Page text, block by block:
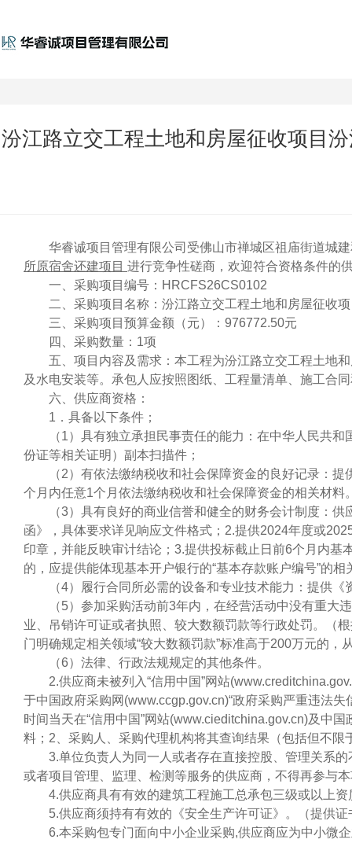
汾江路立交工程土地和房屋征收项目
华睿诚项目管理有限公司受佛山市禅城区祖庙街道城
所原宿舍还建项目 进行竞争性磋商，欢迎符合资格条件的
一、采购项目编号： HRCFS26CS0102
二、采购项目名称：汾江路立交工程土地和房屋征收
三、采购项目预算金额（元）：976772.50元
四、采购数量： 1项
五、项目内容及需求：本工程为汾江路立交工程土地
及水电安装等。承包人应按照图纸、工程量清单、施工合
六、供应商资格：
1．具备以下条件；
（1）具有独立承担民事责任的能力：在中华人民共
份证等相关证明）副本扫描件；
（2）有依法缴纳税收和社会保障资金的良好记录：
个月内任意1个月依法缴纳税收和社会保障资金的相关材
（3）具有良好的商业信誉和健全的财务会计制度：
函》，具体要求详见响应文件格式；2.提供2024年度或
印章，并能反映审计结论；3.提供投标截止日前6个月内
的，应提供能体现基本开户银行的“基本存款账户编号”的相
（4）履行合同所必需的设备和专业技术能力：提供《
（5）参加采购活动前3年内，在经营活动中没有重大
业、吊销许可证或者执照、较大数额罚款等行政处罚。（
门明确规定相关领域“较大数额罚款”标准高于200万元的，
（6）法律、行政法规规定的其他条件。
2.供应商未被列入“信用中国”网站
于中国政府采购网(www.ccgp.gov.cn)“政府采购严重违法
时间当天在“信用中国”网站(www.cieditchina.gov.cn)及中
料；2、采购人、采购代理机构将其查询结果（包括但不
3.单位负责人为同一人或者存在直接控股、管理关系
或者项目管理、监理、检测等服务的供应商，不得再参与
4.供应商具有有效的建筑工程施工总承包三级或以上资
5.供应商须持有有效的《安全生产许可证》。（提供证
6.本采购包专门面向中小企业采购,供应商应为中小微